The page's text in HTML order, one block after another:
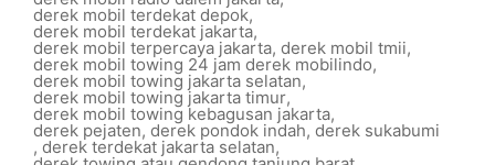
derek mobil terdekat depok,
derek mobil terdekat jakarta,
derek mobil terpercaya jakarta, derek mobil tmii,
derek mobil towing 24 jam derek mobilindo,
derek mobil towing jakarta selatan,
derek mobil towing jakarta timur,
derek mobil towing kebagusan jakarta,
derek pejaten, derek pondok indah, derek sukabumi
, derek terdekat jakarta selatan,